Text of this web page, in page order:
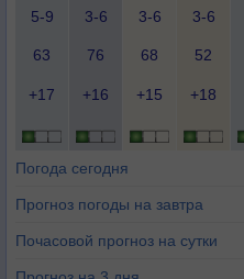
5-9
3-6
3-6
3-6
63 76 68 52
+17 +16 +15 +18
Погода сегодня
Прогноз погоды на завтра
Почасовой прогноз на сутки